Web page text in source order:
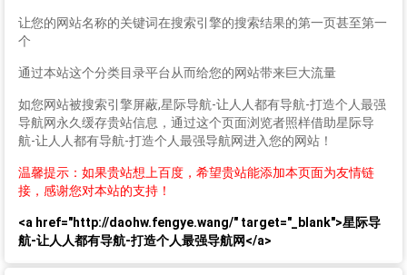
让您的网站名称的关键词在搜索引擎的搜索结果的第一页甚至第一
个
通过本站这个分类目录平台从而给您的网站带来巨大流量
如您网站被搜索引擎屏蔽,星际导航-让人人都有导航-打造个人最强
导航网永久缓存贵站信息，通过这个页面浏览者照样借助星际导
航-让人人都有导航-打造个人最强导航网进入您的网站！
温馨提示：如果贵站想上百度，希望贵站能添加本页面为友情链
接，感谢您对本站的支持！
<a href="http://daohw.fengye.wang/" target="_blank">星际导
航-让人人都有导航-打造个人最强导航网</a>